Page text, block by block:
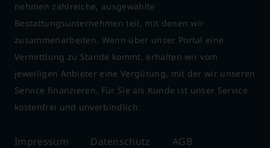
nehmen zahlreiche, ausgewählte
Bestattungsunternehmen teil, mit denen wir
zusammenarbeiten. Wenn über unser Portal eine
Vermittlung zu Stande kommt, erhalten wir vom
jeweiligen Anbieter eine Vergütung, mit der wir unseren
Service finanzieren. Für Sie als Kunde ist unser Service
kostenfrei und unverbindlich.
Impressum Datenschutz AGB